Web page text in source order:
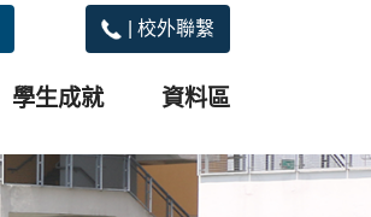
| 校外聯繫
學生成就 資料區